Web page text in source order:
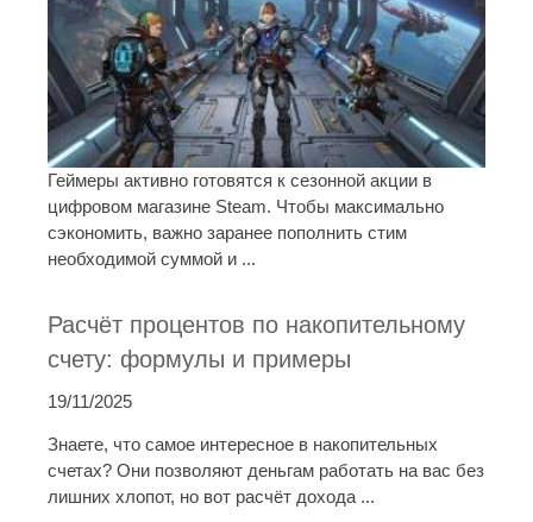
Геймеры активно готовятся к сезонной акции в
цифровом магазине Steam. Чтобы максимально
сэкономить, важно заранее пополнить стим
необходимой суммой и ...
Расчёт процентов по накопительному
счету: формулы и примеры
19/11/2025
Знаете, что самое интересное в накопительных
счетах? Они позволяют деньгам работать на вас без
лишних хлопот, но вот расчёт дохода ...